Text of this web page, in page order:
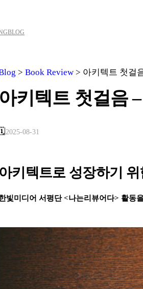
BLOG
>Book Review > 아키텍트 첫걸
아키텍트 첫걸음
🗓️2025-08-31
아키텍트로 성장하기
빛미디어 서평단 <나는리뷰어다> 활동